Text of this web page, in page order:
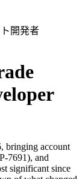
開発者
bringing account
7691), and
significant since